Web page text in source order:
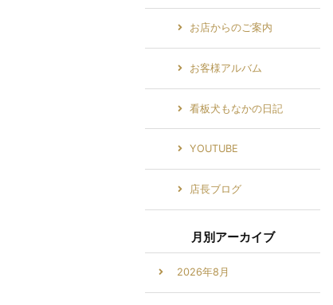
お店からのご案内
お客様アルバム
看板犬もなかの日記
YOUTUBE
店長ブログ
月別アーカイブ
2026年8月